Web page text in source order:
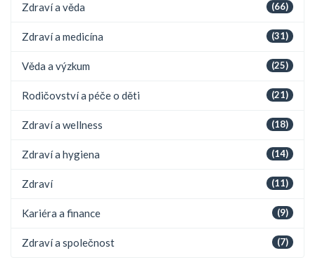
(66)
Zdraví a věda
(31)
Zdraví a medicína
(25)
Věda a výzkum
(21)
Rodičovství a péče o děti
(18)
Zdraví a wellness
(14)
Zdraví a hygiena
(11)
Zdraví
(9)
Kariéra a finance
(7)
Zdraví a společnost